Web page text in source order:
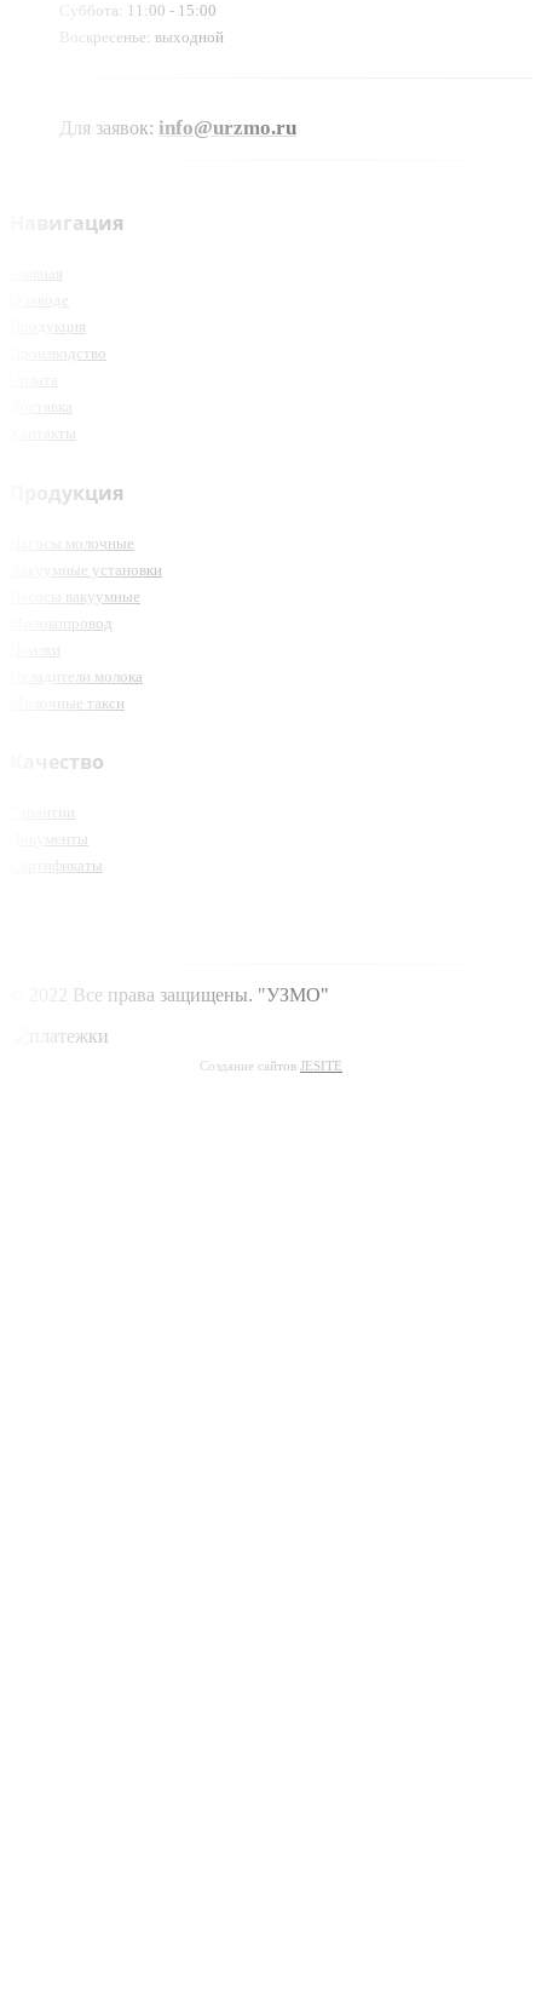
Суббота: 11:00 - 15:00
Воскресенье: выходной
Для заявок: info@urzmo.ru
Навигация
Главная
О заводе
Продукция
Производство
Доставка
Контакты
Продукция
Насосы молочные
Вакуумные установки
Насосы вакуумные
Молокопровод
Охладители молока
Молочные такси
Качество
Гарантии
Документы
Сертификаты
© 2022 Все права защищены. "УЗМО"
Создание сайтов JESITE